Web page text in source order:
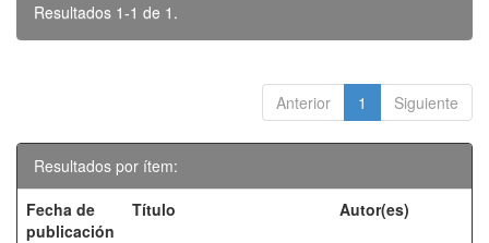
Resultados 1-1 de 1.
Anterior 1 Siguiente
Resultados por ítem:
Fecha de
publicación
Título Autor(es)